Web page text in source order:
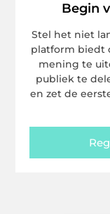
Begin
Stel het niet
platform biedt
mening te
publiek te
en zet de